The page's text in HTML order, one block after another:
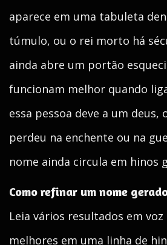
aparece em uma tabuleta
túmulo, ou o rei morto há
ainda abre um portão
funcionam melhor quando
essa pessoa deve a um deus,
perdeu na enchente ou na
nome ainda circula em hinos
Como refinar um nome
Leia vários resultados em voz
melhores em uma linha de